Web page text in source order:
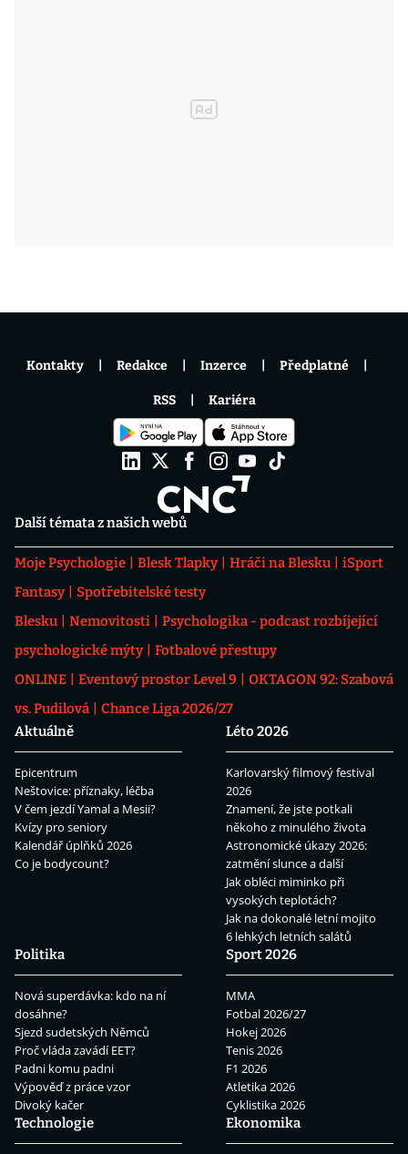
Další témata z našich webů
Moje Psychologie Blesk Tlapky Hráči na Blesku
iSport
Fantasy
Spotřebitelské testy
Blesku
Nemovitosti
Psychologika - podcast rozbíjející
psychologické mýty
Fotbalové přestupy
ONLINE
Eventový prostor Level 9
OKTAGON 92: Szabová
vs. Pudilová
Chance Liga 2026/27
Aktuálně
Epicentrum
Neštovice: příznaky, léčba
V čem jezdí Yamal a Mesii?
Kvízy pro seniory
Kalendář úplňků 2026
Co je bodycount?
Léto 2026
Karlovarský filmový festival
2026
Znamení, že jste potkali
někoho z minulého života
Astronomické úkazy 2026:
zatmění slunce a další
Jak obléci miminko při
vysokých teplotách?
Jak na dokonalé letní mojito
6 lehkých letních salátů
Politika
Nová superdávka: kdo na ní
dosáhne?
Sjezd sudetských Němců
Proč vláda zavádí EET?
Padni komu padni
Výpověď z práce vzor
Divoký kačer
Sport 2026
MMA
Fotbal 2026/27
Hokej 2026
Tenis 2026
F1 2026
Atletika 2026
Cyklistika 2026
Technologie
Ekonomika
Kontakty Redakce Inzerce Předplatné
RSS Kariéra